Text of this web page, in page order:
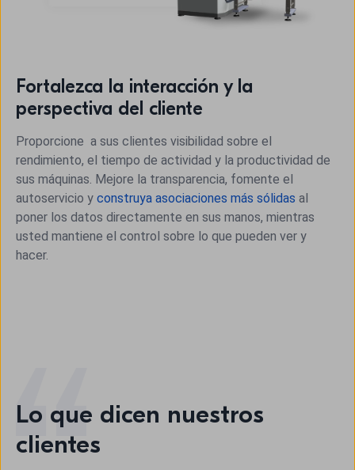
Fortalezca la interacción y la
perspectiva del cliente
Proporcione a sus clientes visibilidad sobre el
rendimiento, el tiempo de actividad y la productividad de
sus máquinas. Mejore la transparencia, fomente el
autoservicio y construya asociaciones más sólidas al
poner los datos directamente en sus manos, mientras
usted mantiene el control sobre lo que pueden ver y
hacer.
Lo que dicen nuestros
clientes